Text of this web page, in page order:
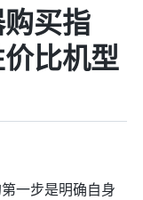
买指
比机型
一步是明确自身